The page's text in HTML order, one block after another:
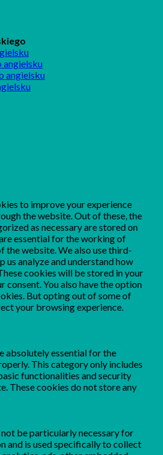
angielsku
angielsku
to improve your experience
the website. Out of these, the
as necessary are stored on
essential for the working of
the website. We also use third-
us analyze and understand how
cookies will be stored in your
consent. You also have the option
But opting out of some of
your browsing experience.
absolutely essential for the
This category only includes
functionalities and security
These cookies do not store any
be particularly necessary for
and is used specifically to collect